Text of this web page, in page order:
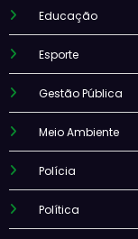
Educação
Esporte
Gestão Pública
Meio Ambiente
Polícia
Política